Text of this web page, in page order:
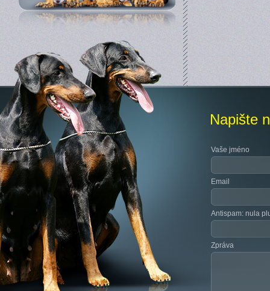
Napište
Vaše jméno
Email
Antispam: nula
Zpráva